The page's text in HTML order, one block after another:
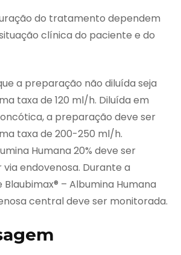
do tratamento dependem
clínica do paciente e do
a preparação não diluída seja
taxa de 120 ml/h. Diluída em
a preparação deve ser
taxa de 200-250 ml/h.
Humana 20% deve ser
endovenosa. Durante a
– Albumina Humana
central deve ser monitorada.